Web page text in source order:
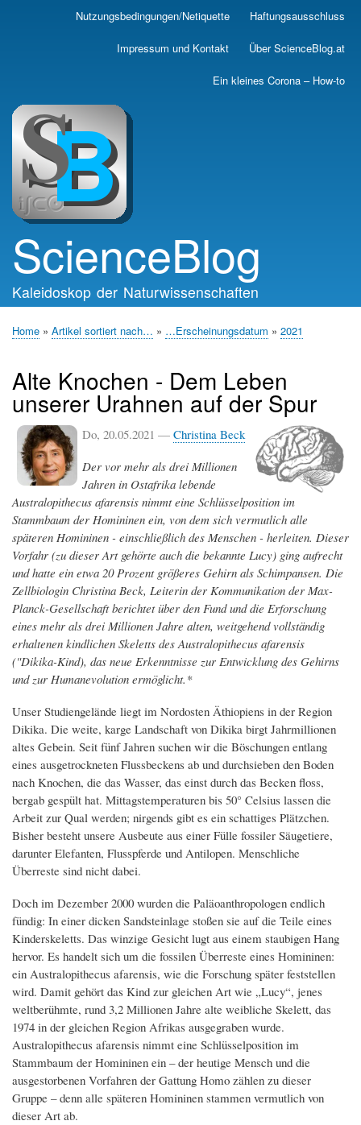
Skip
main
Nutzungsbedingungen/Netiquette Haftungsausschluss
Impressum und Kontakt Über ScienceBlog.at
Ein kleines Corona – How-to
ScienceBlog
Kaleidoskop der Naturwissenschaften
Home Artikel sortiert nach… …Erscheinungsdatum 2021
Alte Knochen - Dem Leben
unserer Urahnen auf der Spur
Do, 20.05.2021 — Christina Beck
Der vor mehr als drei Millionen
Jahren in Ostafrika lebende
Australopithecus afarensis nimmt eine Schlüsselposition im
Stammbaum der Homininen ein, von dem sich vermutlich alle
späteren Homininen - einschließlich des Menschen - herleiten. Dieser
Vorfahr (zu dieser Art gehörte auch die bekannte Lucy) ging aufrecht
und hatte ein etwa 20 Prozent größeres Gehirn als Schimpansen. Die
Zellbiologin Christina Beck, Leiterin der Kommunikation der Max-
Planck-Gesellschaft berichtet über den Fund und die Erforschung
eines mehr als drei Millionen Jahre alten, weitgehend vollständig
erhaltenen kindlichen Skeletts des Australopithecus afarensis
("Dikika-Kind), das neue Erkenntnisse zur Entwicklung des Gehirns
und zur Humanevolution ermöglicht.*
Unser Studiengelände liegt im Nordosten Äthiopiens in der Region
Dikika. Die weite, karge Landschaft von Dikika birgt Jahrmillionen
altes Gebein. Seit fünf Jahren suchen wir die Böschungen entlang
eines ausgetrockneten Flussbeckens ab und durchsieben den Boden
nach Knochen, die das Wasser, das einst durch das Becken floss,
bergab gespült hat. Mittagstemperaturen bis 50° Celsius lassen die
Arbeit zur Qual werden; nirgends gibt es ein schattiges Plätzchen.
Bisher besteht unsere Ausbeute aus einer Fülle fossiler Säugetiere,
darunter Elefanten, Flusspferde und Antilopen. Menschliche
Überreste sind nicht dabei.
Doch im Dezember 2000 wurden die Paläoanthropologen endlich
fündig: In einer dicken Sandsteinlage stoßen sie auf die Teile eines
Kinderskeletts. Das winzige Gesicht lugt aus einem staubigen Hang
hervor. Es handelt sich um die fossilen Überreste eines Homininen:
ein Australopithecus afarensis, wie die Forschung später feststellen
wird. Damit gehört das Kind zur gleichen Art wie „Lucy“, jenes
weltberühmte, rund 3,2 Millionen Jahre alte weibliche Skelett, das
1974 in der gleichen Region Afrikas ausgegraben wurde.
Australopithecus afarensis nimmt eine Schlüsselposition im
Stammbaum der Homininen ein – der heutige Mensch und die
ausgestorbenen Vorfahren der Gattung Homo zählen zu dieser
Gruppe – denn alle späteren Homininen stammen vermutlich von
dieser Art ab.